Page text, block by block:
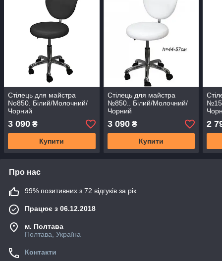
Стілець для майстра
No850. Білий/Молочний/
Чорний
3 090 ₴
Купити
Стілець для майстра
№850.. Білий/Молочний/
Чорний
3 090₴
Купити
2
Про нас
99% позитивних з 72 відгуків за рік
Працює з 06.12.2018
м. Полтава
Полтава, Україна
Контакти